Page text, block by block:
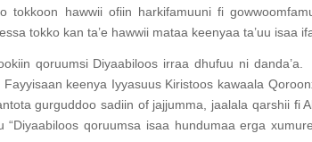
tokkoon hawwii ofiin harkifamuuni fi
tokko kan ta’e hawwii mataa keenyaa ta’uu isaa
qoruumsi Diyaabiloos irraa dhufuu ni
keenya Iyyasuus Kiristoos kawaala
gurguddoo sadiin of jajjumma, jaalala qarshii fi
“Diyaabiloos qoruumsa isaa hundumaa erga